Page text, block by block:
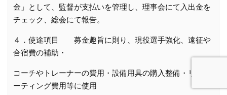
金」として、監督が支払いを管理し、理事会にて入出金を
チェック、総会にて報告。
４．使途項目 募金趣旨に則り、現役選手強化、遠征や
合宿費の補助・
コーチやトレーナーの費用・設備用具の購入整備・リクル
ーティング費用等に使用